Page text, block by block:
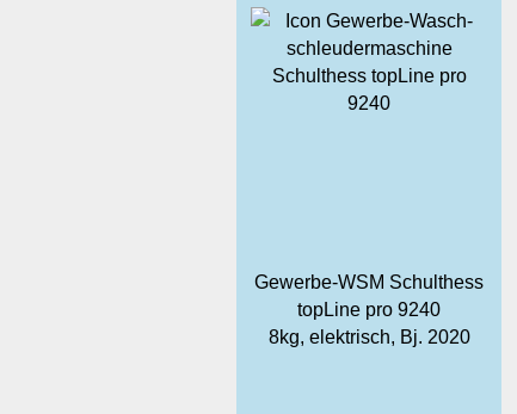
Gewerbe-WSM Schulthess
topLine pro 9240
8kg, elektrisch, Bj. 2020